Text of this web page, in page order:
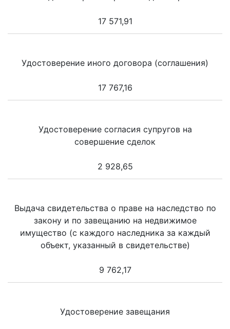
17 571,91
Удостоверение иного договора (соглашения)
17 767,16
Удостоверение согласия супругов на
совершение сделок
2 928,65
Выдача свидетельства о праве на наследство по
закону и по завещанию на недвижимое
имущество (с каждого наследника за каждый
объект, указанный в свидетельстве)
9 762,17
Удостоверение завещания